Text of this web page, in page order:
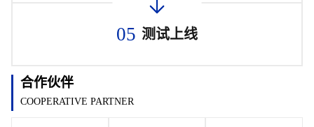
05 测试上线
合作伙伴
COOPERATIVE PARTNER